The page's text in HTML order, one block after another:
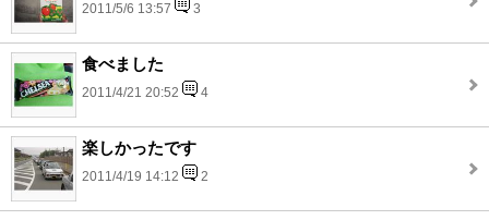
2011/5/6 13:57 3
食べました
2011/4/21 20:52 4
楽しかったです
2011/4/19 14:12 2